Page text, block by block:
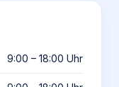
9:00 – 18:00 Uhr